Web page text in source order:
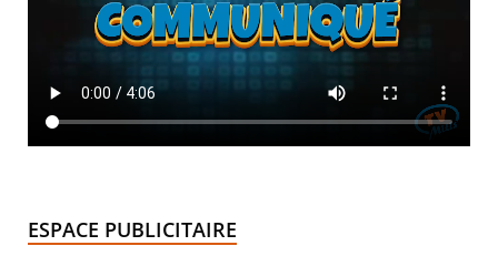
ESPACE PUBLICITAIRE